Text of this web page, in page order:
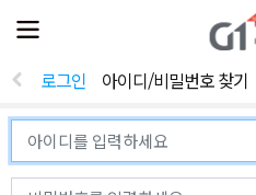
전
체
뉴
열
로그인 아이디/비밀번호 찾기